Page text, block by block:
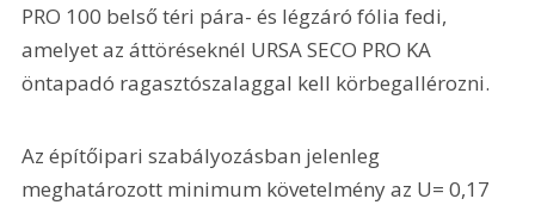
PRO 100 belső téri pára- és légzáró fólia fedi,
amelyet az áttöréseknél URSA SECO PRO KA
öntapadó ragasztószalaggal kell körbegallérozni.
Az építőipari szabályozásban jelenleg
meghatározott minimum követelmény az U= 0,17